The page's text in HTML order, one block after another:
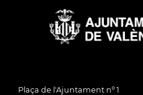
Plaça de l'Ajuntament nº 1